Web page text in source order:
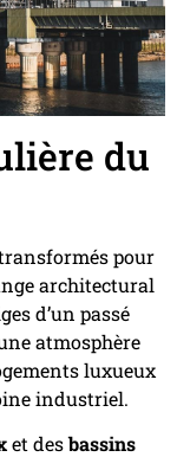
du
pour
architectural
d’un passé
atmosphère
luxueux
industriel.
et desbassins